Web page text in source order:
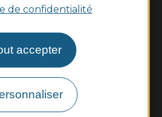
de confidentialité
accepter
ou des visites adaptées
tout autant dans nos
aux saveurs locales (poulet
beurre blanc...)
AOC. Muscadet et malvoisie
sûr. A très bientôt !
nous